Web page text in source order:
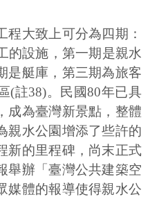
程大致上可分為四期：
的設施，第一期是親水
是艇庫，第三期為旅客
(註38)。民國80年已具
成為臺灣新景點，整體
親水公園增添了些許的
新的里程碑，尚末正式
舉辦「臺灣公共建築空
媒體的報導使得親水公